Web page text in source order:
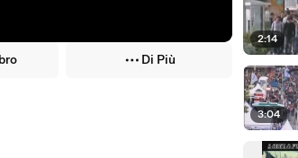
Di Più
2:14
3:04